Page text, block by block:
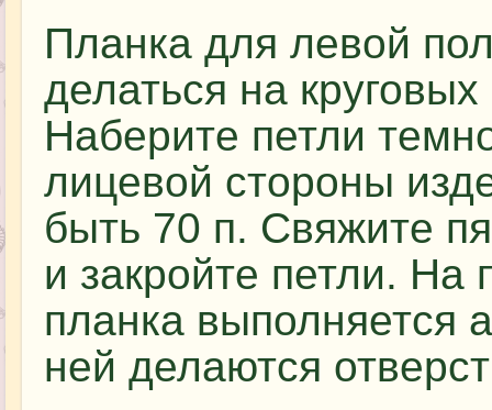
Планка для левой
делаться на
Наберите петли
лицевой стороны
быть 70 п. Свяжите
и закройте петли. На
планка выполняется
ней делаются